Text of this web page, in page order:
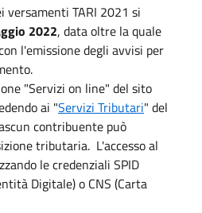
TARI 2021 si
2022, data oltre la quale
l'emissione degli avvisi per
"Servizi on line" del sito
ai "Servizi Tributari" del
contribuente può
tributaria. L'accesso al
le credenziali SPID
Digitale) o CNS (Carta